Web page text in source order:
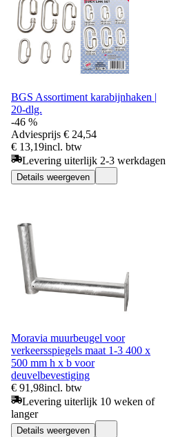
BGS Assortiment karabijnhaken |
20-dlg.
-46 %
Adviesprijs € 24,54
€ 13,19incl. btw
Levering uiterlijk 2-3 werkdagen
Details weergeven
Moravia muurbeugel voor
verkeersspiegels maat 1-3 400 x
500 mm h x b voor
deuvelbevestiging
€ 91,98incl. btw
Levering uiterlijk 10 weken of
langer
Details weergeven